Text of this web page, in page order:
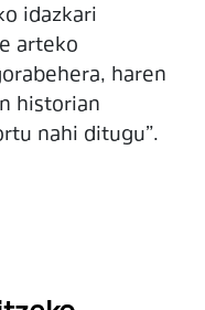
idazkari
arteko
haren
historian
nahi ditugu”.